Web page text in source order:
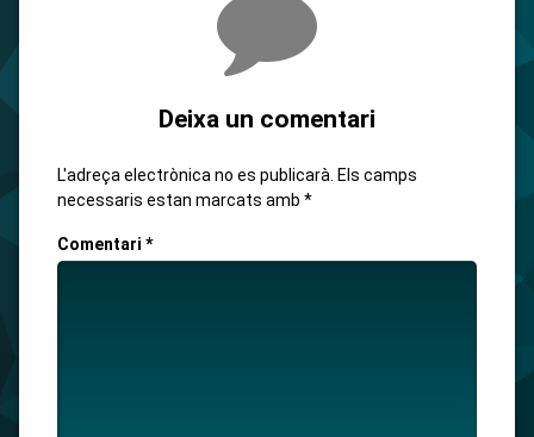
Deixa un comentari
L'adreça electrònica no es publicarà. Els camps
necessaris estan marcats amb *
Comentari *